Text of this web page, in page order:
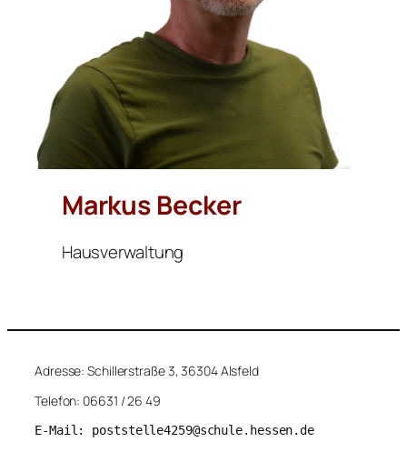
Markus Becker
Hausverwaltung
Adresse: Schillerstraße 3, 36304 Alsfeld
Telefon: 06631 / 26 49
E-Mail: poststelle4259@schule.hessen.de